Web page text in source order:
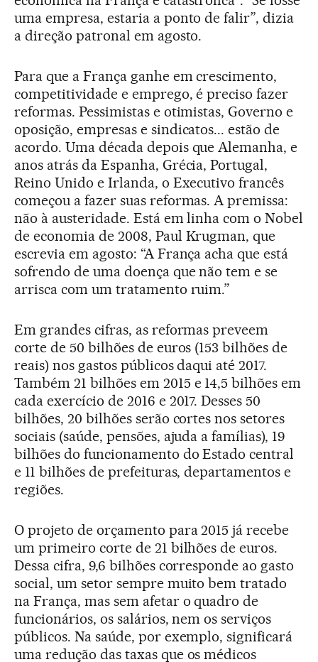
uma empresa, estaria a ponto de falir”, dizia
a direção patronal em agosto.
Para que a França ganhe em crescimento,
competitividade e emprego, é preciso fazer
reformas. Pessimistas e otimistas, Governo e
oposição, empresas e sindicatos... estão de
acordo. Uma década depois que Alemanha, e
anos atrás da Espanha, Grécia, Portugal,
Reino Unido e Irlanda, o Executivo francês
começou a fazer suas reformas. A premissa:
não à austeridade. Está em linha com o Nobel
de economia de 2008, Paul Krugman, que
escrevia em agosto: “A França acha que está
sofrendo de uma doença que não tem e se
arrisca com um tratamento ruim.”
Em grandes cifras, as reformas preveem
corte de 50 bilhões de euros (153 bilhões de
reais) nos gastos públicos daqui até 2017.
Também 21 bilhões em 2015 e 14,5 bilhões em
cada exercício de 2016 e 2017. Desses 50
bilhões, 20 bilhões serão cortes nos setores
sociais (saúde, pensões, ajuda a famílias), 19
bilhões do funcionamento do Estado central
e 11 bilhões de prefeituras, departamentos e
regiões.
O projeto de orçamento para 2015 já recebe
um primeiro corte de 21 bilhões de euros.
Dessa cifra, 9,6 bilhões corresponde ao gasto
social, um setor sempre muito bem tratado
na França, mas sem afetar o quadro de
funcionários, os salários, nem os serviços
públicos. Na saúde, por exemplo, significará
uma redução das taxas que os médicos